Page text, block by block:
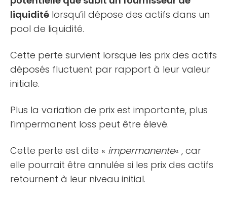
liquidité lorsqu’il dépose des actifs dans un
pool de liquidité.
Cette perte survient lorsque les prix des actifs
déposés fluctuent par rapport à leur valeur
initiale.
Plus la variation de prix est importante, plus
l’impermanent loss peut être élevé.
Cette perte est dite « impermanente« , car
elle pourrait être annulée si les prix des actifs
retournent à leur niveau initial.